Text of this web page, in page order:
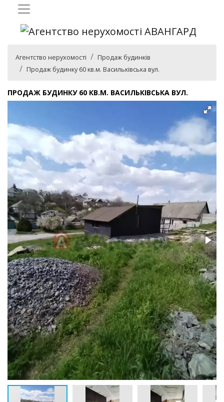
Агентство нерухомості
Продаж будинків
Продаж будинку 60 кв.м. Васильківська вул.
ПРОДАЖ БУДИНКУ 60 КВ.М. ВАСИЛЬКІВСЬКА ВУЛ.